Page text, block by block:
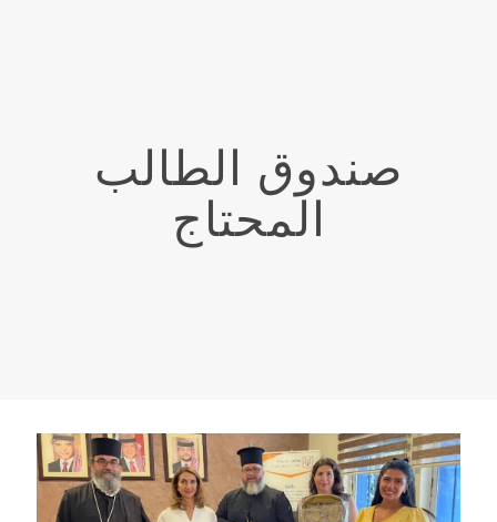
صندوق الطالب
المحتاج